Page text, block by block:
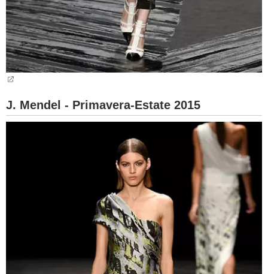
J. Mendel - Primavera-Estate 2015